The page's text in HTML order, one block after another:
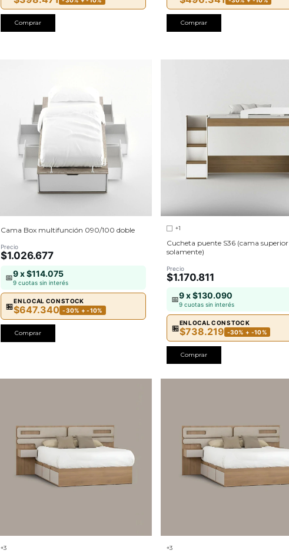
Comprar Comprar
Cama Box multifunción 090/100 doble
Precio
$1.026.677
📅9 x $114.075
9 cuotas sin interés
🏪
EN LOCAL CON STOCK
$647.340 -30% + -10%
Comprar
+1
Cucheta puente S36 (cama superior
solamente)
Precio
$1.170.811
📅9 x $130.090
9 cuotas sin interés
🏪
EN LOCAL CON STOCK
$738.219 -30% + -10%
Comprar
+3 +3